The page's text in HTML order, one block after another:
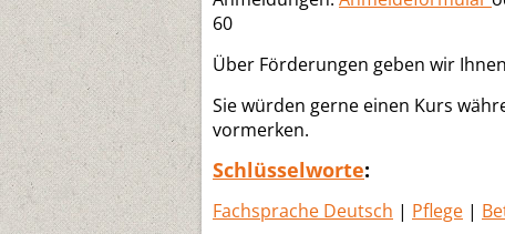
60
Über Förderungen geben wir
Sie würden gerne einen Kurs
vormerken.
Schlüsselworte:
Fachsprache Deutsch | Pflege |